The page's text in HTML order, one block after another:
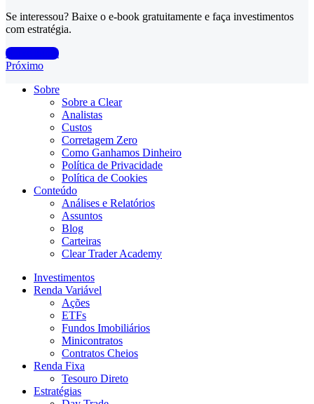
Se interessou? Baixe o e-book gratuitamente e faça investimentos
com estratégia.
Baixe agora
Próximo
Sobre
Sobre a Clear
Analistas
Custos
Corretagem Zero
Como Ganhamos Dinheiro
Política de Privacidade
Política de Cookies
Conteúdo
Análises e Relatórios
Assuntos
Blog
Carteiras
Clear Trader Academy
Investimentos
Renda Variável
Ações
ETFs
Fundos Imobiliários
Minicontratos
Contratos Cheios
Renda Fixa
Tesouro Direto
Estratégias